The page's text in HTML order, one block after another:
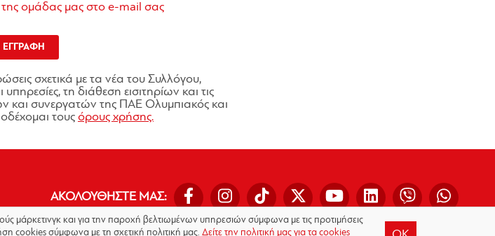
ομάδας μας στο e-mail σας
ΕΓΓΡΑΦΗ
σχετικά με τα νέα του Συλλόγου,
τη διάθεση εισιτηρίων και τις
συνεργατών της ΠΑΕ Ολυμπιακός και
τους όρους χρήσης.
ΑΚΟΛΟΥΘΗΣΤΕ ΜΑΣ:
μάρκετινγκ και για την παροχή βελτιωμένων υπηρεσιών σύμφωνα με τις προτιμήσεις
cookies σύμφωνα με τη σχετική πολιτική μας. Δείτε την πολιτική μας για τα cookies